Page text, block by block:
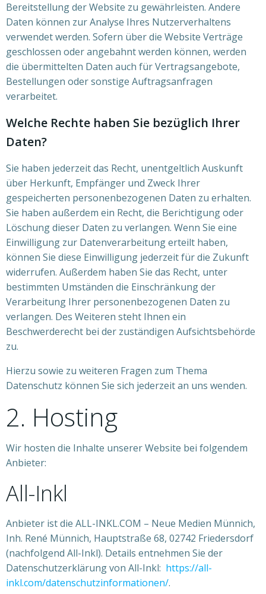
Bereitstellung der Website zu gewährleisten. Andere
Daten können zur Analyse Ihres Nutzerverhaltens
verwendet werden. Sofern über die Website Verträge
geschlossen oder angebahnt werden können, werden
die übermittelten Daten auch für Vertragsangebote,
Bestellungen oder sonstige Auftragsanfragen
verarbeitet.
Welche Rechte haben Sie bezüglich Ihrer
Daten?
Sie haben jederzeit das Recht, unentgeltlich Auskunft
über Herkunft, Empfänger und Zweck Ihrer
gespeicherten personenbezogenen Daten zu erhalten.
Sie haben außerdem ein Recht, die Berichtigung oder
Löschung dieser Daten zu verlangen. Wenn Sie eine
Einwilligung zur Datenverarbeitung erteilt haben,
können Sie diese Einwilligung jederzeit für die Zukunft
widerrufen. Außerdem haben Sie das Recht, unter
bestimmten Umständen die Einschränkung der
Verarbeitung Ihrer personenbezogenen Daten zu
verlangen. Des Weiteren steht Ihnen ein
Beschwerderecht bei der zuständigen Aufsichtsbehörde
zu.
Hierzu sowie zu weiteren Fragen zum Thema
Datenschutz können Sie sich jederzeit an uns wenden.
2. Hosting
Wir hosten die Inhalte unserer Website bei folgendem
Anbieter:
All-Inkl
Anbieter ist die ALL-INKL.COM – Neue Medien Münnich,
Inh. René Münnich, Hauptstraße 68, 02742 Friedersdorf
(nachfolgend All-Inkl). Details entnehmen Sie der
Datenschutzerklärung von All-Inkl: https://all-
inkl.com/datenschutzinformationen/.